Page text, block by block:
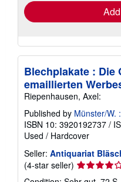
Blechplakate : Die
emaillierten
Riepenhausen, Axel:
Published by Münster/W.
ISBN 10: 3920192737 /
Used / Hardcover
Seller: Antiquariat
(4-star seller) Seller